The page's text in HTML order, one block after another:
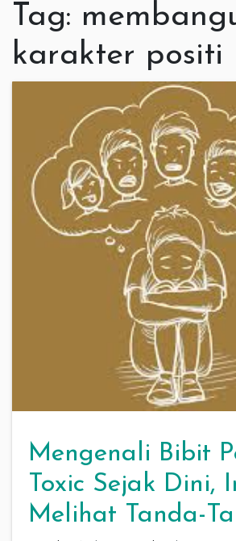
Tag:
karakter positi
Mengenali Bibit
Toxic Sejak Dini,
Melihat Tanda-